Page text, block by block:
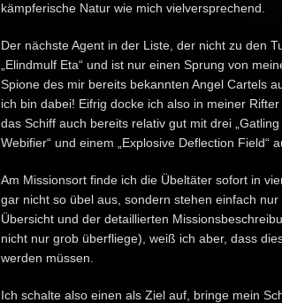
kämpferische Natur wie mich vielversprechend.
Der nächste Agent in der Liste, der nicht zu den
„Elindmulf Eta“ und ist nur einen Sprung von
Spione des mir bereits bekannten Angel Cartels
ich bin dabei! Eifrig docke ich also in meiner
das Schiff auch bereits relativ gut mit drei
Webifier“ und einem „Explosive Deflection Field“
Am Missionsort finde ich die Übeltäter sofort in
gar nicht so übel aus, sondern stehen einfach
Übersicht und der detaillierten
nicht nur grob überfliege), weiß ich aber, dass
werden müssen.
Ich schalte also einen als Ziel auf, bringe mein